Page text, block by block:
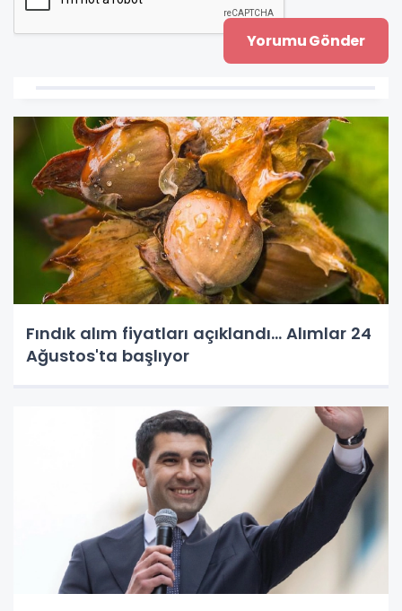
Fındık alım fiyatları açıklandı... Alımlar 24
Ağustos'ta başlıyor